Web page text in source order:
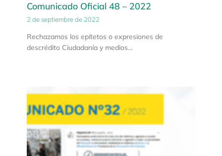
Comunicado Oficial 48 – 2022
2 de septiembre de 2022
Rechazamos los epítetos o expresiones de
descrédito Ciudadanía y medios…